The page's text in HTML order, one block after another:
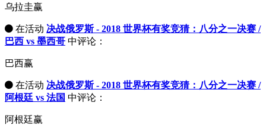
乌拉圭赢
在活动 决战俄罗斯 - 2018 世界杯有奖竞猜：八分之一决赛 /
巴西 vs 墨西哥 中评论：
巴西赢
在活动 决战俄罗斯 - 2018 世界杯有奖竞猜：八分之一决赛 /
阿根廷 vs 法国 中评论：
阿根廷赢